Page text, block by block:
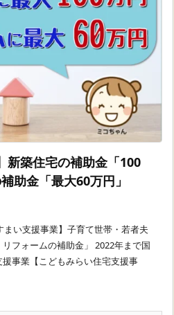
新築住宅の補助金「100
助金「最大60万円」
い支援事業】子育て世帯・若者夫
フォームの補助金」 2022年まで国
事業【こどもみらい住宅支援事